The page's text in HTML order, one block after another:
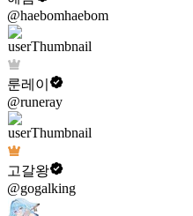
@haebomhaebom
룬레이
@runeray
고갈왕
@gogalking